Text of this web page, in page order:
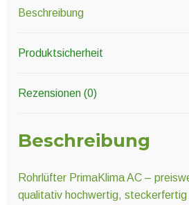
Beschreibung
Produktsicherheit
Rezensionen (0)
Beschreibung
Rohrlüfter PrimaKlima AC –
qualitativ hochwertig, steckerfertig